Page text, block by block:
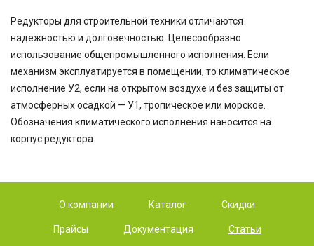
Редукторы для строительной техники отличаются
надежностью и долговечностью. Целесообразно
использование общепромышленного исполнения. Если
механизм эксплуатируется в помещении, то климатическое
исполнение У2, если на открытом воздухе и без защиты от
атмосферных осадкой — У1, тропическое или морское.
Обозначения климатического исполнения наносится на
корпус редуктора.
О компании Каталог Скидки
Прайсы Документация Статьи